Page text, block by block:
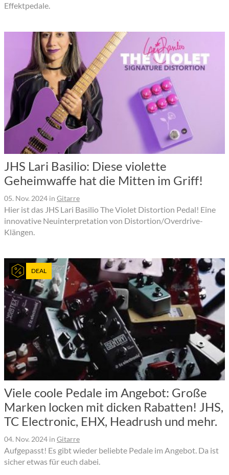
Effektpedale.
JHS Lari Basilio: Diese violette
Geheimwaffe hat die Mitten im Griff!
05. Nov. 2024 in Gitarre
Hier ist das JHS Lari Basilio The Violet Distortion Pedal! Eine
innovative Neuinterpretation von Distortion/Overdrive-
Klängen.
DEAL
Viele coole Pedale im Angebot: Große
Marken locken mit dicken Rabatten! JHS,
TC Electronic, EHX, Headrush und mehr.
04. Nov. 2024 in Gitarre
Aufgepasst! Es gibt wieder beliebte Pedale im Angebot. Da ist
sicher etwas für euch dabei.